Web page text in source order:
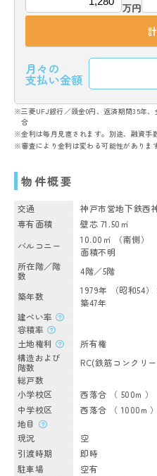
万円
月々の
支払い金額
※三菱UFJ銀行／頭金0円、返済期間35年、
合
※金利は毎月見直されます。別途、融資手
※審査により金利は変わる可能性がありま
物件概要
交通
神戸市営地下鉄
専有面積
壁芯 71.50㎡
バルコニー
10.00㎡ （南側）
面積不明
所在階／階
数
4階／5階
築年数
1979年 （昭和54）
築47年
建ぺい率
容積率
土地権利
所有権
構造および
階数
RC(鉄筋コンクリ
総戸数
小学校区
西落合 （ 500m ）
中学校区
西落合 （ 1000m ）
地目
現況
空
引渡時期
即時
駐車場
空有